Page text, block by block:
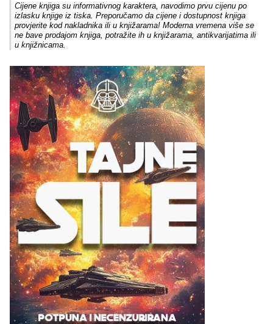
Cijene knjiga su informativnog karaktera, navodimo prvu cijenu po
izlasku knjige iz tiska. Preporučamo da cijene i dostupnost knjiga
provjerite kod nakladnika ili u knjižarama! Moderna vremena više se
ne bave prodajom knjiga, potražite ih u knjižarama, antikvarijatima ili
u knjižnicama.